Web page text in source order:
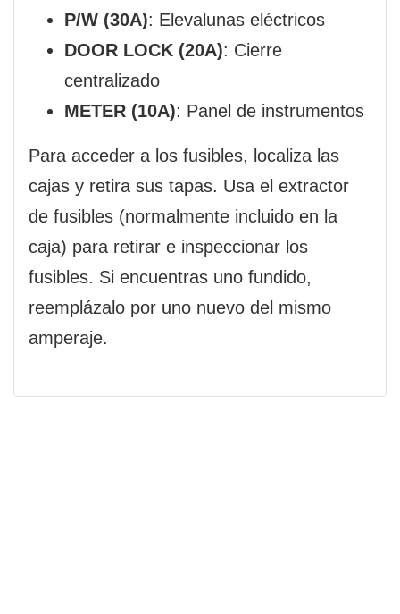
P/W (30A): Elevalunas eléctricos
DOOR LOCK (20A): Cierre
centralizado
METER (10A): Panel de instrumentos
Para acceder a los fusibles, localiza las
cajas y retira sus tapas. Usa el extractor
de fusibles (normalmente incluido en la
caja) para retirar e inspeccionar los
fusibles. Si encuentras uno fundido,
reemplázalo por uno nuevo del mismo
amperaje.